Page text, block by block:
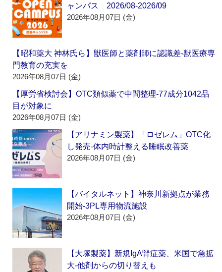
ャンパス 2026/08-2026/09
2026年08月07日 (金)
【昭和薬大 神林氏ら】獣医師と薬剤師に認識差‐獣医療専
門教育の充実を
2026年08月07日 (金)
【厚労省検討会】OTC類似薬で中間整理‐77成分1042品
目が対象に
2026年08月07日 (金)
【アリナミン製薬】「ロゼレム」OTC化
し発売‐体内時計整える睡眠改善薬
2026年08月07日 (金)
【バイタルネット】神奈川新拠点が業務
開始‐3PL専用物流施設
2026年08月07日 (金)
【大塚製薬】新規IgA腎症薬、米国で急拡
大‐他剤からの切り替えも